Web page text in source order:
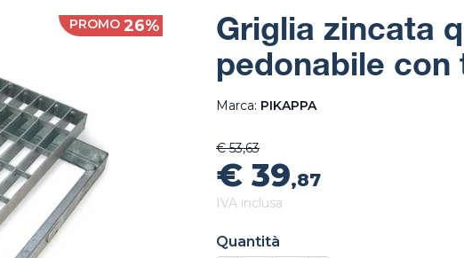
PROMO 26%
Griglia zincata
pedonabile con
Marca: PIKAPPA
€ 53,63
€ 39,87
IVA inclusa
Quantità